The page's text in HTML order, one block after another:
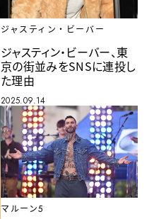
ジャスティン・ビーバー
ジャスティン・ビーバー、東
京の街並みをSNSに連投し
た理由
2025.09.14
マルーン5